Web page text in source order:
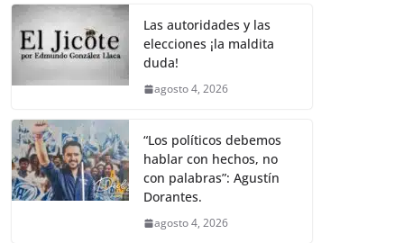
k
Las autoridades y las
elecciones ¡la maldita
duda!
agosto 4, 2026
“Los políticos debemos
hablar con hechos, no
con palabras”: Agustín
Dorantes.
agosto 4, 2026